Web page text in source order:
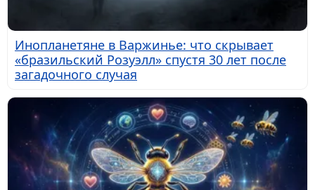
Инопланетяне в Варжинье: что скрывает
«бразильский Розуэлл» спустя 30 лет после
загадочного случая